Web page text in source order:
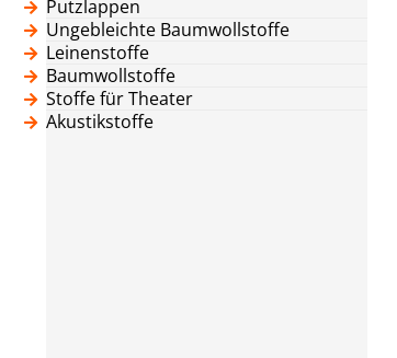
Putzlappen
Ungebleichte Baumwollstoffe
Leinenstoffe
Baumwollstoffe
Stoffe für Theater
Akustikstoffe